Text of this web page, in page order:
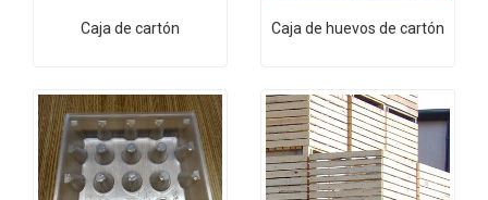
Caja de cartón Caja de huevos de cartón